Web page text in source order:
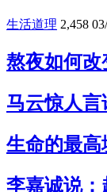
生活道理 2,458
熬夜如何
马云惊人言
生命的最高
李嘉诚说